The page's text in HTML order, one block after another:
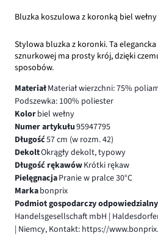
Bluzka koszulowa z koronką biel wełny
Stylowa bluzka z koronki. Ta
sznurkowej ma prosty krój, dzięki
sposobów.
MateriałMateriał wierzchni: 75%
Podszewka: 100% poliester
Kolorbiel wełny
Numer artykułu95947795
Długość57 cm (w rozm. 42)
DekoltOkrągły dekolt, typowy
Długość rękawówKrótki rękaw
PielęgnacjaPranie w pralce 30°C
Markabonprix
Podmiot gospodarczy
Handelsgesellschaft mbH |
| Niemcy, Kontakt: https://